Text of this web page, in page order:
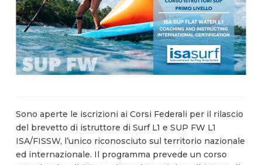
Sono aperte le iscrizioni ai Corsi Federali per il rilascio
del brevetto di istruttore di Surf L1 e SUP FW L1
ISA/FISSW, l’unico riconosciuto sul territorio nazionale
ed internazionale. Il programma prevede un corso